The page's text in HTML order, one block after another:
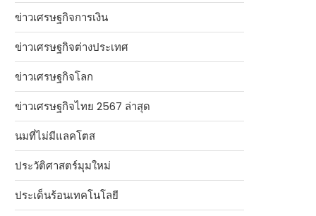
ข่าวเศรษฐกิจการเงิน
ข่าวเศรษฐกิจต่างประเทศ
ข่าวเศรษฐกิจโลก
ข่าวเศรษฐกิจไทย 2567 ล่าสุด
นมที่ไม่มีแลคโตส
ประวัติศาสตร์มุมใหม่
ประเด็นร้อนเทคโนโลยี